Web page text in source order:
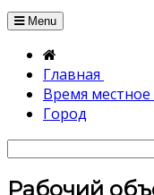
Menu
Главная
Время местное
Город
Рабочий